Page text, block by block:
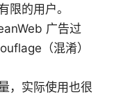
限的用户。
广告过
（混淆）
，实际使用也很